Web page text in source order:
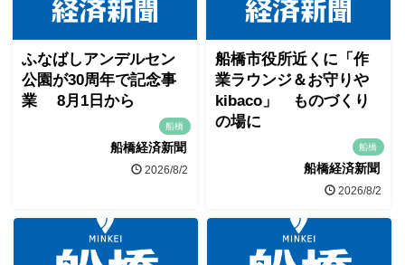
ふなばしアンデルセン
公園が30周年で記念事
業 8月1日から
船橋
船橋経済新聞
2026/8/2
船橋市役所近くに「作
業ラウンジ＆お守りや
kibaco」 ものづくり
の場に
船橋
船橋経済新聞
2026/8/2